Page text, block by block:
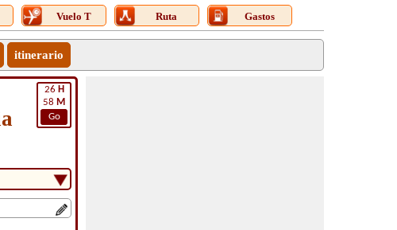
Vuelo T Ruta Gastos
itinerario
26 H
58 M
Go